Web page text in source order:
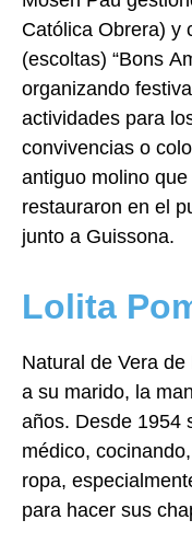
Católica Obrera) y
(escoltas) “Bons
organizando
actividades para
convivencias o
antiguo molino
restauraron en el
junto a Guissona.
Lolita
Natural de Vera
a su marido, la
años. Desde 1954
médico,
ropa,
para hacer sus